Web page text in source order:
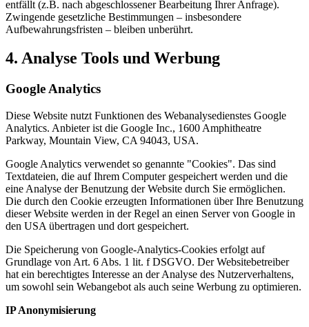
entfällt (z.B. nach abgeschlossener Bearbeitung Ihrer Anfrage).
Zwingende gesetzliche Bestimmungen – insbesondere
Aufbewahrungsfristen – bleiben unberührt.
4. Analyse Tools und Werbung
Google Analytics
Diese Website nutzt Funktionen des Webanalysedienstes Google
Analytics. Anbieter ist die Google Inc., 1600 Amphitheatre
Parkway, Mountain View, CA 94043, USA.
Google Analytics verwendet so genannte "Cookies". Das sind
Textdateien, die auf Ihrem Computer gespeichert werden und die
eine Analyse der Benutzung der Website durch Sie ermöglichen.
Die durch den Cookie erzeugten Informationen über Ihre Benutzung
dieser Website werden in der Regel an einen Server von Google in
den USA übertragen und dort gespeichert.
Die Speicherung von Google-Analytics-Cookies erfolgt auf
Grundlage von Art. 6 Abs. 1 lit. f DSGVO. Der Websitebetreiber
hat ein berechtigtes Interesse an der Analyse des Nutzerverhaltens,
um sowohl sein Webangebot als auch seine Werbung zu optimieren.
IP Anonymisierung